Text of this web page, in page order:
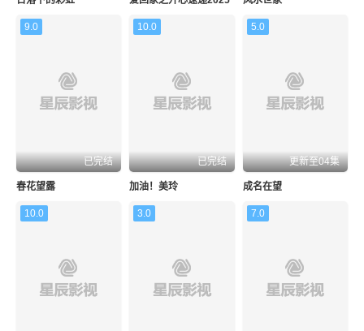
9.0
已完结
春花望露
10.0
已完结
加油！美玲
5.0
更新至04集
成名在望
10.0 3.0 7.0